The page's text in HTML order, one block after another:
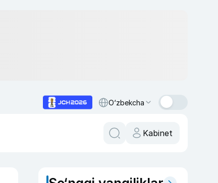
O‘zbekcha
Kabinet